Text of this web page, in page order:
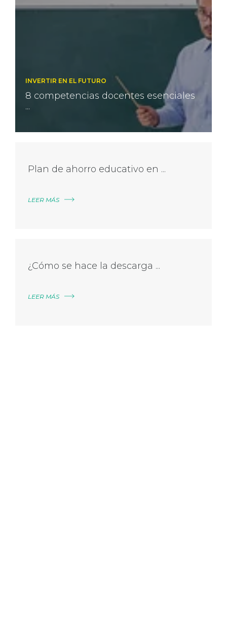
INVERTIR EN EL FUTURO
8 competencias docentes esenciales
...
Plan de ahorro educativo en ...
LEER MÁS
¿Cómo se hace la descarga ...
LEER MÁS